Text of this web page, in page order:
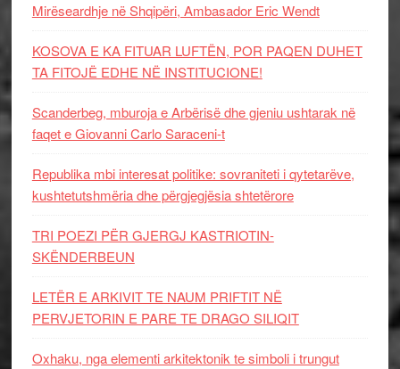
Mirëseardhje në Shqipëri, Ambasador Eric Wendt
KOSOVA E KA FITUAR LUFTËN, POR PAQEN DUHET
TA FITOJË EDHE NË INSTITUCIONE!
Scanderbeg, mburoja e Arbërisë dhe gjeniu ushtarak në
faqet e Giovanni Carlo Saraceni-t
Republika mbi interesat politike: sovraniteti i qytetarëve,
kushtetutshmëria dhe përgjegjësia shtetërore
TRI POEZI PËR GJERGJ KASTRIOTIN-
SKËNDERBEUN
LETËR E ARKIVIT TE NAUM PRIFTIT NË
PERVJETORIN E PARE TE DRAGO SILIQIT
Oxhaku, nga elementi arkitektonik te simboli i trungut